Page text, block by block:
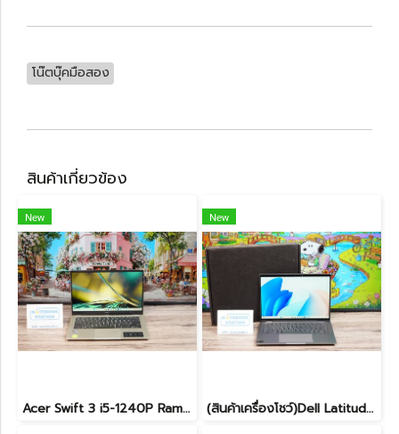
โน๊ตบุ๊คมือสอง
สินค้าเกี่ยวข้อง
New
Acer Swift 3 i5-1240P Ram8 SSD512 จอ14 2k IPS สเปคสูง คีย์บอร์ดไฟ ดีไซน์สวย เรียบหรู บางเบา เครื่องพร้อมใช้งาน ขายเพียง 12,990.-
New
(สินค้าเครื่องโชว์)Dell Latitude 7450 2-in-1 ทัชกรีนหมุนจอได้ Ultra7-155U RAM16 SSD512GB จอ14 FHD+ สเปคสูง ทำงานเก่ง มีไฟใต้คีย์บอร์ด เครื่องสวยบางเบา ประกันศูนย์2029 ลดราคาพิเศษจากปกติ 38,990 .- ลดเหลือ 36,990.-